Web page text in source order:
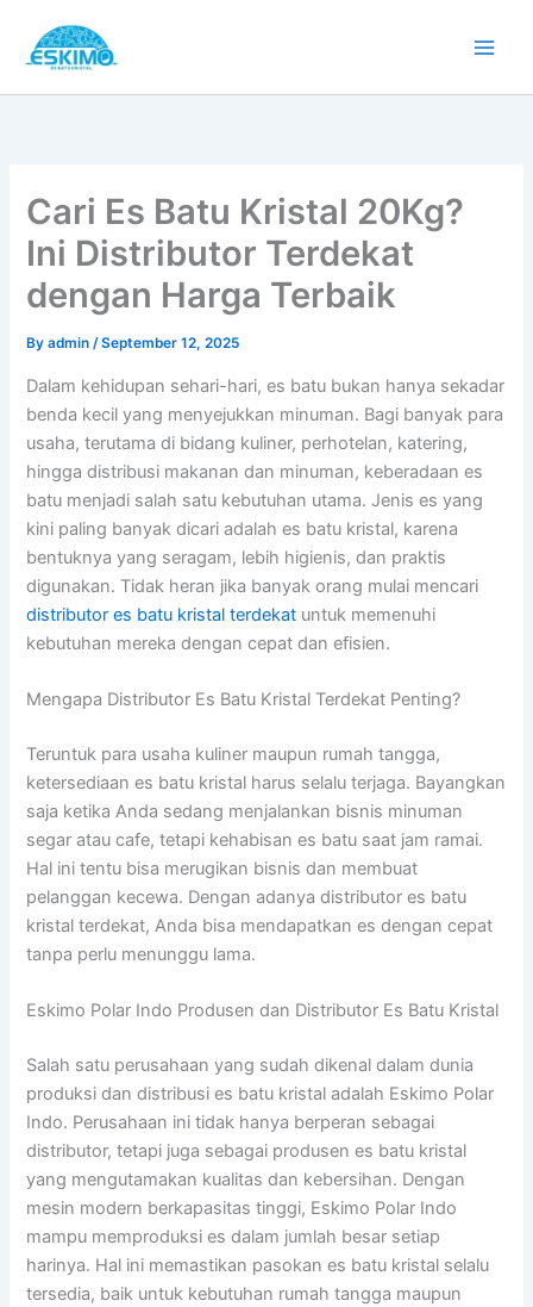
content
Cari Es Batu Kristal 20Kg?
Ini Distributor Terdekat
dengan Harga Terbaik
Byadmin/September 12, 2025
Dalam kehidupan sehari-hari, es batu bukan hanya sekadar
benda kecil yang menyejukkan minuman. Bagi banyak para
usaha, terutama di bidang kuliner, perhotelan, katering,
hingga distribusi makanan dan minuman, keberadaan es
batu menjadi salah satu kebutuhan utama. Jenis es yang
kini paling banyak dicari adalah es batu kristal, karena
bentuknya yang seragam, lebih higienis, dan praktis
digunakan. Tidak heran jika banyak orang mulai mencari
distributor es batu kristal terdekat untuk memenuhi
kebutuhan mereka dengan cepat dan efisien.
Mengapa Distributor Es Batu Kristal Terdekat Penting?
Teruntuk para usaha kuliner maupun rumah tangga,
ketersediaan es batu kristal harus selalu terjaga. Bayangkan
saja ketika Anda sedang menjalankan bisnis minuman
segar atau cafe, tetapi kehabisan es batu saat jam ramai.
Hal ini tentu bisa merugikan bisnis dan membuat
pelanggan kecewa. Dengan adanya distributor es batu
kristal terdekat, Anda bisa mendapatkan es dengan cepat
tanpa perlu menunggu lama.
Eskimo Polar Indo Produsen dan Distributor Es Batu Kristal
Salah satu perusahaan yang sudah dikenal dalam dunia
produksi dan distribusi es batu kristal adalah Eskimo Polar
Indo. Perusahaan ini tidak hanya berperan sebagai
distributor, tetapi juga sebagai produsen es batu kristal
yang mengutamakan kualitas dan kebersihan. Dengan
mesin modern berkapasitas tinggi, Eskimo Polar Indo
mampu memproduksi es dalam jumlah besar setiap
harinya. Hal ini memastikan pasokan es batu kristal selalu
tersedia, baik untuk kebutuhan rumah tangga maupun